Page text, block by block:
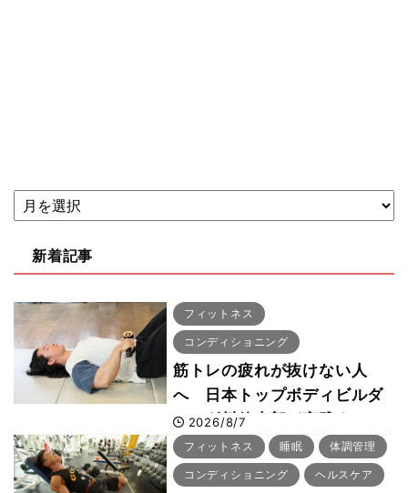
新着記事
フィットネス
コンディショニング
筋トレの疲れが抜けない人
へ 日本トップボディビルダ
ー・刈川啓志郎が実践する
「回復習慣」
2026/8/7
フィットネス 睡眠 体調管理
コンディショニング ヘルスケア